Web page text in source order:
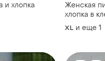
и хлопка
Женская
хлопка в
XL и еще 1